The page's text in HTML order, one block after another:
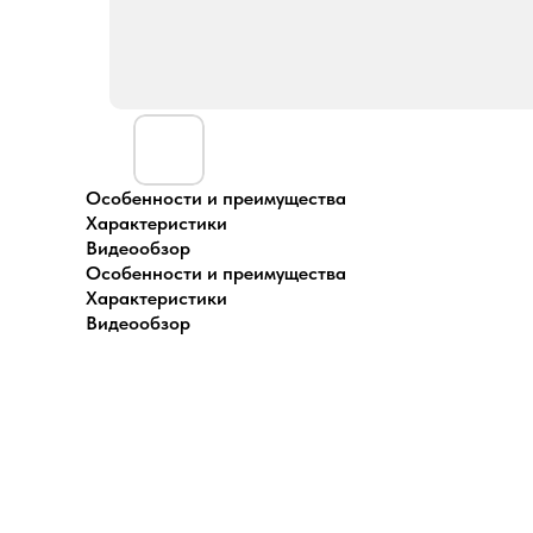
Особенности и преимущества
Характеристики
Видеообзор
Особенности и преимущества
Характеристики
Видеообзор